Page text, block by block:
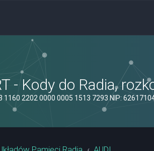
- Kody do Radia,
2202 0000 0005 1513 7293 NIP: